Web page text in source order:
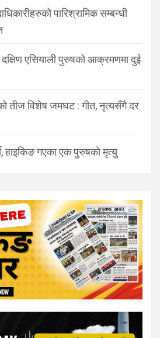
पारिश्रामिक सम्बन्धी
एसियाली पुरुषको आक्रमणमा दुई
तीज विशेष जमघट : गीत, नृत्यसँगै दर
हाइकिङ गएका एक पुरुषको मृत्यु